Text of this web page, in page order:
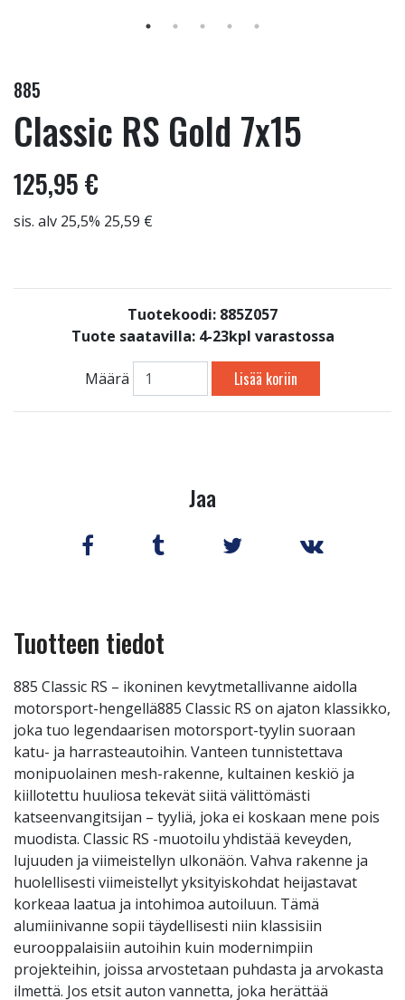
885
Classic RS Gold 7x15
125,95 €
sis. alv 25,5% 25,59 €
Tuotekoodi: 885Z057
Tuote saatavilla: 4-23kpl varastossa
Määrä Lisää koriin
Jaa
Tuotteen tiedot
885 Classic RS – ikoninen kevytmetallivanne aidolla
motorsport-hengellä885 Classic RS on ajaton klassikko,
joka tuo legendaarisen motorsport-tyylin suoraan
katu- ja harrasteautoihin. Vanteen tunnistettava
monipuolainen mesh-rakenne, kultainen keskiö ja
kiillotettu huuliosa tekevät siitä välittömästi
katseenvangitsijan – tyyliä, joka ei koskaan mene pois
muodista. Classic RS -muotoilu yhdistää keveyden,
lujuuden ja viimeistellyn ulkonäön. Vahva rakenne ja
huolellisesti viimeistellyt yksityiskohdat heijastavat
korkeaa laatua ja intohimoa autoiluun. Tämä
alumiinivanne sopii täydellisesti niin klassisiin
eurooppalaisiin autoihin kuin modernimpiin
projekteihin, joissa arvostetaan puhdasta ja arvokasta
ilmettä. Jos etsit auton vannetta, joka herättää